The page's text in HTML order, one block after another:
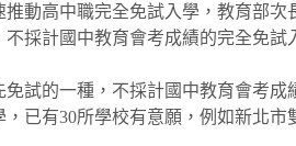
推動高中職完全免試入學，教育部
採計國中教育會考成績的完全免試
試的一種，不採計國中教育會考
已有30所學校有意願，例如新北市